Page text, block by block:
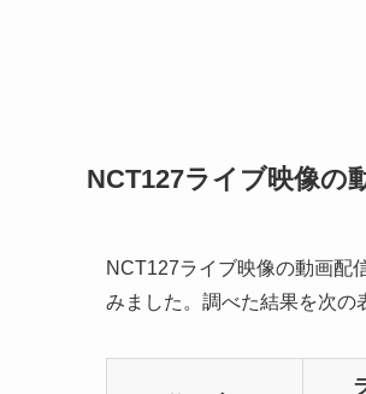
NCT127ライブ映像の
NCT127ライブ映像の動画配
みました。調べた結果を次の